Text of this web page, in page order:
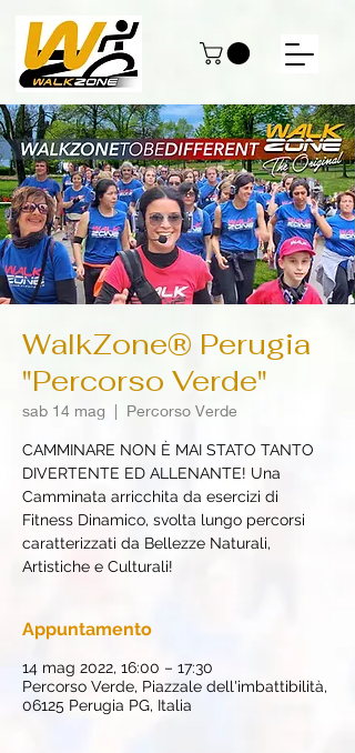
WalkZone® Perugia
"Percorso Verde"
sab 14 mag
  |
Percorso Verde
CAMMINARE NON È MAI STATO TANTO
DIVERTENTE ED ALLENANTE! Una
Camminata arricchita da esercizi di
Fitness Dinamico, svolta lungo percorsi
caratterizzati da Bellezze Naturali,
Artistiche e Culturali!
Appuntamento
14 mag 2022, 16:00 – 17:30
Percorso Verde, Piazzale dell'imbattibilità,
06125 Perugia PG, Italia